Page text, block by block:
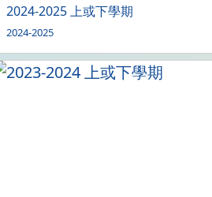
2024-2025 上或下學期
2024-2025